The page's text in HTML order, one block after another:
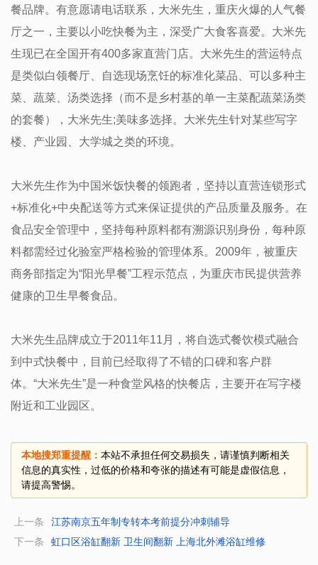
餐品牌。有意愿请电话联系，大米先生，重庆火爆的人气餐
厅之一，主要以小吃快餐为主，深受广大食客喜爱。大米先
生现已在全国开有400多家直营门店。大米先生的营运特点
是类似白领餐厅、自选现场烹饪的标准化菜品、可以多种主
菜、蔬菜、汤类选择（而不是乡村基的单一主菜配蔬菜汤类
的套餐），大米先生;美味多选择。大米先生针对某些写字
楼、产业园、大学城之类的环境。
大米先生作为中国米饭快餐的领跑者，坚持以直营连锁形式
+标准化+中央配送等方式来保证提供的产品质量及服务。在
食品安全管理中，坚持每种原料都有溯源识别身份，每种原
料都需经过化验室严格检验的管理体系。2009年，被重庆
商务部指定为“阳光早餐”工程示范点，为重庆市民提供营养
健康的卫生早餐食品。
大米先生品牌成立于2011年11月，将自选式餐饮模式融合
到中式快餐中，目前已经取得了不错的口碑和客户群
体。“大米先生”是一种食堂风格的快餐店，主要开在写字楼
附近和工业园区。
本地搜郑重提醒： 本站不承担任何交易损失，请谨慎判断相关
信息的真实性，过低的价格和夸张的描述有可能是虚假信息，
请提高警惕。
上一条
江苏南京五年制专转本考前提分冲刺辅导
下一条
虹口区浴缸翻新 卫生间翻新 上海北外滩浴缸维修